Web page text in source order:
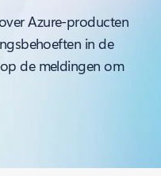
Azure-producten
in de
de meldingen om